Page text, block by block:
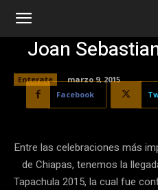
Joan
Enterate
marzo 9, 2015
Facebook
Entre las celebraciones más
de Chiapas, tenemos la
Tapachula 2015, la cual fue